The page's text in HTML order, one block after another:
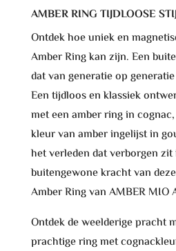
AMBER RING TIJDLOOSE
Ontdek hoe uniek en
Amber Ring kan zijn. Een
dat van generatie op
Een tijdloos en klassiek
met een amber ring in
kleur van amber ingelijst in
het verleden dat verborgen
buitengewone kracht van
Amber Ring van AMBER MIO
Ontdek de weelderige pracht
prachtige ring met